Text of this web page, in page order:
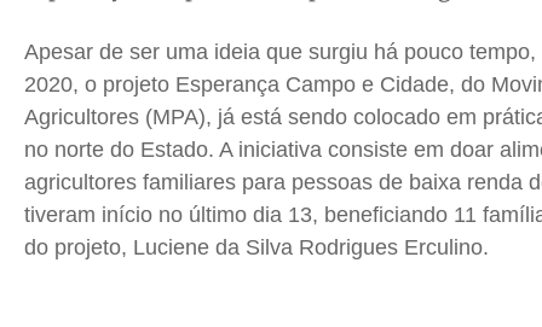
Economia
Colunas
Caetano Roque
Gustavo Bastos
Jr Mignone (in memorian)
Economia
Colunas
Caetano Roque
Gustavo Bastos
Jr Mignone (in memorian)
Economia
Colunas
Caetano Roque
Gustavo Bastos
Jr Mignone (in memorian)
Economia
Colunas
Caetano Roque
Gustavo Bastos
Jr Mignone (in memorian)
Apesar de ser uma ideia que surgiu há pouco
2020, o projeto Esperança Campo e Cidade, do
Agricultores (MPA), já está sendo colocado em
no norte do Estado. A iniciativa consiste em doar
agricultores familiares para pessoas de baixa renda
tiveram início no último dia 13, beneficiando 11
do projeto, Luciene da Silva Rodrigues Erculino.